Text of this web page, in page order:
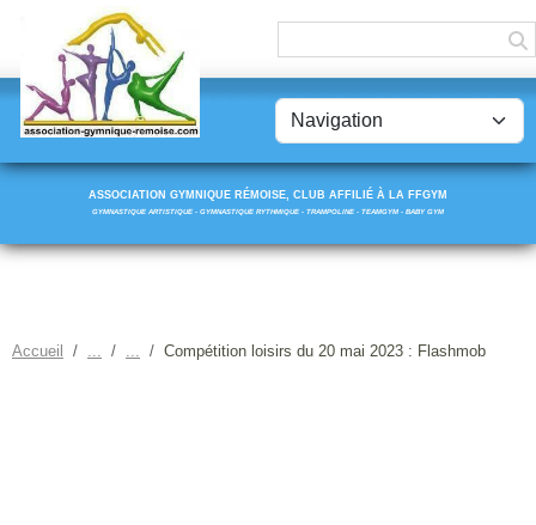
ASSOCIATION GYMNIQUE RÉMOISE, CLUB AFFILIÉ À LA FFGYM
GYMNASTIQUE ARTISTIQUE - GYMNASTIQUE RYTHMIQUE - TRAMPOLINE - TEAMGYM - BABY GYM
Accueil Compétition loisirs du 20 mai 2023 : Flashmob
Panneau de gestion des cookies